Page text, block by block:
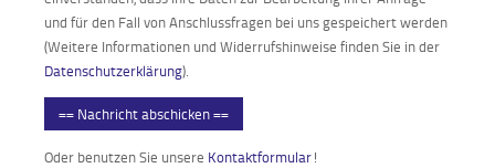
und für den Fall von Anschlussfragen bei uns gespeichert werden
(Weitere Informationen und Widerrufshinweise finden Sie in der
Datenschutzerklärung).
== Nachricht abschicken ==
Oder benutzen Sie unsere Kontaktformular!